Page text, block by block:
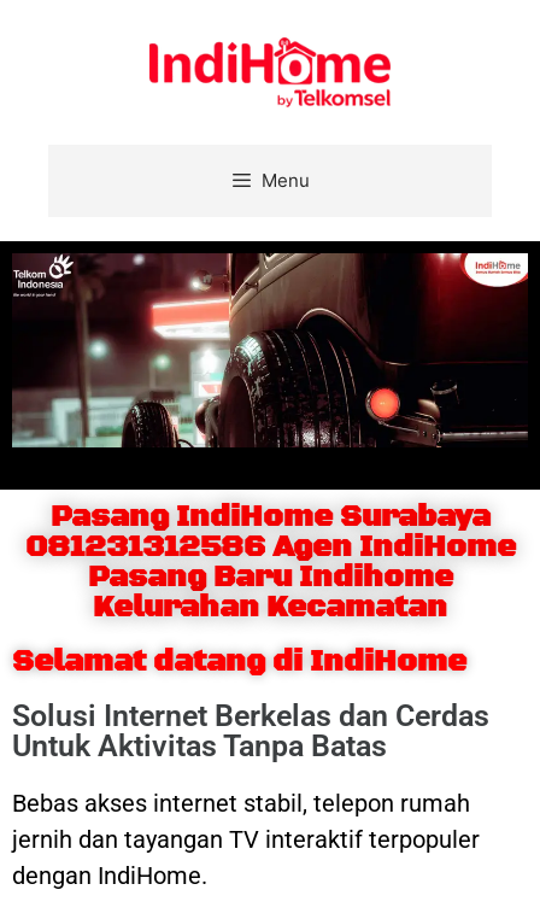
Menu
Pasang IndiHome Surabaya
081231312586 Agen IndiHome
Pasang Baru Indihome
Kelurahan Kecamatan
Selamat datang di IndiHome
Solusi Internet Berkelas dan Cerdas
Untuk Aktivitas Tanpa Batas
Bebas akses internet stabil, telepon rumah
jernih dan tayangan TV interaktif terpopuler
dengan IndiHome.